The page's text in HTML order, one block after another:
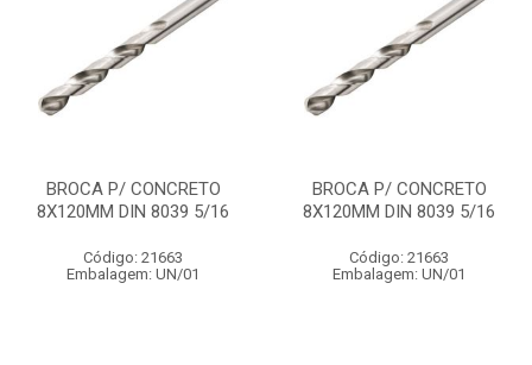
BROCA P/ CONCRETO
8X120MM DIN 8039 5/16
Código: 21663
Embalagem: UN/01
BROCA P/ CONCRETO
8X120MM DIN 8039 5/16
Código: 21663
Embalagem: UN/01